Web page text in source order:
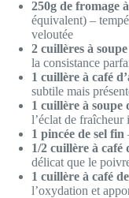
250g de fromage
équivalent) –
veloutée
2 cuillères à
la consistance
1 cuillère à café
subtile mais
1 cuillère à soupe
l’éclat de fraîcheur
1 pincée de sel fin
1/2 cuillère à
délicat que le
1 cuillère à café
l’oxydation et